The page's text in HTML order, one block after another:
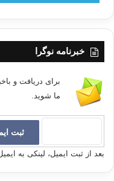
خبرنامه نوگرا
برای دریافت و
ما شوید.
بعد از ثبت ایمیل، لینکی به